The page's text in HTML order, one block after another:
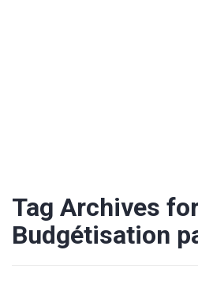
Tag Archives
Budgétisation